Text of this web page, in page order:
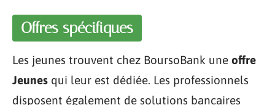
Offres spécifiques
Les jeunes trouvent chez BoursoBank une offre
Jeunes qui leur est dédiée. Les professionnels
disposent également de solutions bancaires